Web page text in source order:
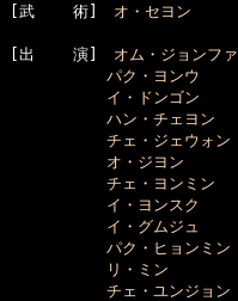
[武    術] オ・セヨン
[出    演] オム・ジョンファ
パク・ヨンウ
→
イ・ドンゴン →
ハン・チェヨン →
チェ・ジェウォン
オ・ジヨン →　
チェ・ヨンミン →
イ・ヨンスク
→
イ・グムジュ
→
パク・ヒョンミン
リ・ミン →　
チェ・ユンジョン